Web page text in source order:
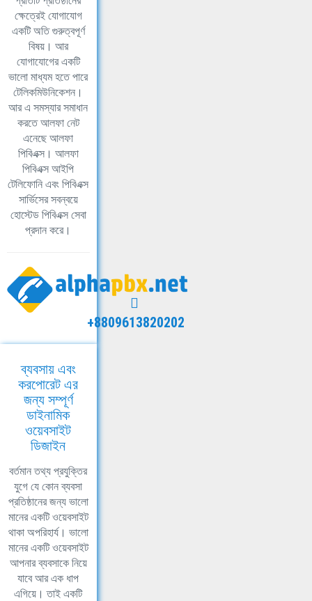
ক্ষেত্রেই যোগাযোগ
একটি অতি গুরুত্বপূর্ণ
বিষয়। আর
যোগাযোগের একটি
ভালো মাধ্যম হতে পারে
টেলিকমিউনিকেশন।
আর এ সমস্যার সমাধান
করতে আলফা নেট
এনেছে আলফা
পিবিএক্স। আলফা
পিবিএক্স আইপি
টেলিফোনি এবং পিবিএক্স
সার্ভিসের সবন্বয়ে
হোস্টেড পিবিএক্স সেবা
প্রদান করে।
+8809613820202
ব্যবসায় এবং
করপোরেট এর
জন্য সম্পূর্ণ
ডাইনামিক
ওয়েবসাইট
ডিজাইন
বর্তমান তথ্য প্রযুক্তির
যুগে যে কোন ব্যবসা
প্রতিষ্ঠানের জন্য ভালো
মানের একটি ওয়েবসাইট
থাকা অপরিহার্য। ভালো
মানের একটি ওয়েবসাইট
আপনার ব্যবসাকে নিয়ে
যাবে আর এক ধাপ
এগিয়ে। তাই একটি